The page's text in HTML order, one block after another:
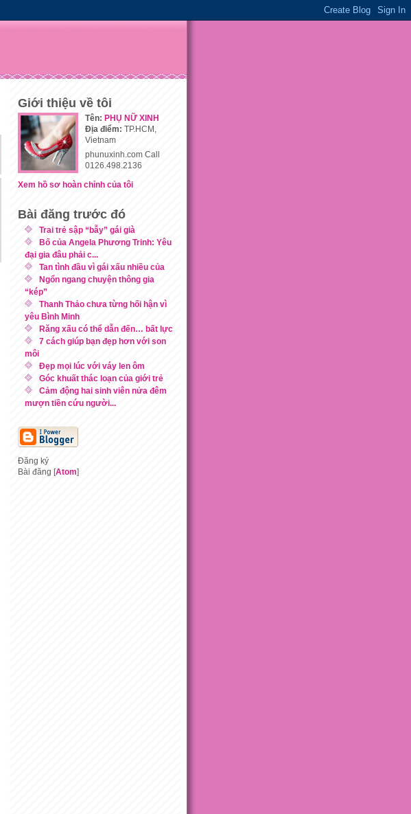
Giới thiệu về tôi
Tên: PHỤ NỮ XINH
Địa điểm: TP.HCM,
Vietnam
phunuxinh.com Call
0126.498.2136
Xem hồ sơ hoàn chỉnh của tôi
Bài đăng trước đó
Trai trẻ sập “bẫy” gái già
Bố của Angela Phương Trinh: Yêu
đại gia đâu phải c...
Tan tình đầu vì gái xấu nhiều của
Ngổn ngang chuyện thông gia
“kép”
Thanh Thảo chưa từng hối hận vì
yêu Bình Minh
Răng xấu có thể dẫn đến… bất lực
7 cách giúp bạn đẹp hơn với son
môi
Đẹp mọi lúc với váy len ôm
Góc khuất thác loạn của giới trẻ
Cảm động hai sinh viên nửa đêm
mượn tiền cứu người...
Đăng ký
Bài đăng [Atom]